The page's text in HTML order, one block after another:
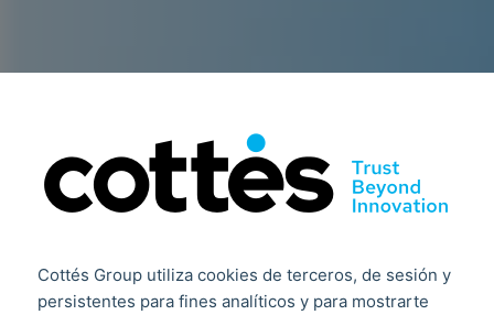
Cottés Group utiliza cookies de terceros, de sesión y
persistentes para fines analíticos y para mostrarte